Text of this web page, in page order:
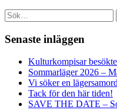
Senaste inläggen
Kulturkompisar
Sommarläger 2026 –
Vi söker en
Tack för den här tiden!
SAVE THE DATE –